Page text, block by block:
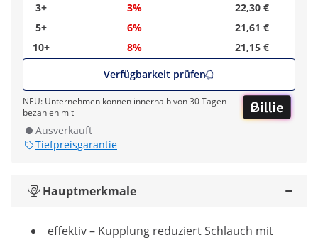
3+
3%
22,30 €
5+
6%
21,61 €
10+
8%
21,15 €
Verfügbarkeit prüfen
NEU: Unternehmen können innerhalb von 30 Tagen
bezahlen mit
Ausverkauft
Tiefpreisgarantie
Hauptmerkmale
effektiv – Kupplung reduziert Schlauch mit